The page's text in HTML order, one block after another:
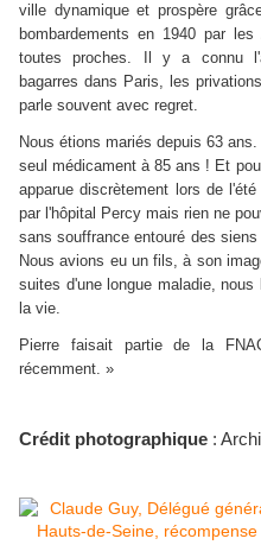
ville dynamique et prospère
bombardements en 1940 par
toutes proches. Il y a connu
bagarres dans Paris, les
parle souvent avec regret.
Nous étions mariés depuis 63
seul médicament à 85 ans ! Et
apparue discrètement lors de
par l'hôpital Percy mais rien ne
sans souffrance entouré des
Nous avions eu un fils, à son
suites d'une longue maladie,
la vie.
Pierre faisait partie de la
récemment. »
Crédit photographique :